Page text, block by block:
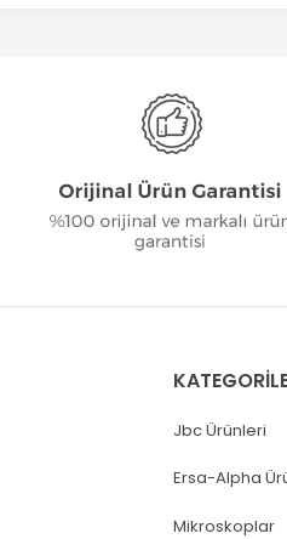
Jbc Ürünleri
Ersa-Alpha
Mikroskoplar